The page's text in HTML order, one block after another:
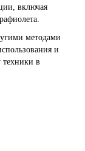
включая
методами
и
техники в